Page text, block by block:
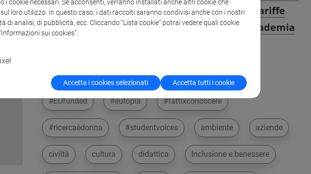
Centro Linguistico di Ateneo: tariffe
agevolate anche per IUAV, Accademia
#EUfunded #eutopia #fattixconoscere
#ricercaèdonna #studentvoices ambiente aziende
civiltà cultura didattica Inclusione e benessere
cookie necessari. Se acconsenti, verranno installati anche altri cookie che
loro utilizzo. In questo caso, i dati raccolti saranno condivisi anche con i nostri
analisi, di pubblicità, ecc. Cliccando “Lista cookie” potrai vedere quali cookie
sui cookies”.
Accetta i cookies selezionati Accetta tutti i cookie